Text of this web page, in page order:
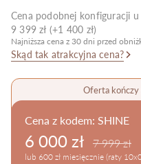
Pielęgnacja biżuterii
Cena podobnej konfiguracji
9 399 zł (+1 400 zł)
Najniższa cena z 30 dni przed
Skąd tak atrakcyjna cena?
Oferta
Cena z kodem: SHINE
6 000 zł 7 999 zł
lub 600 zł miesięcznie (raty